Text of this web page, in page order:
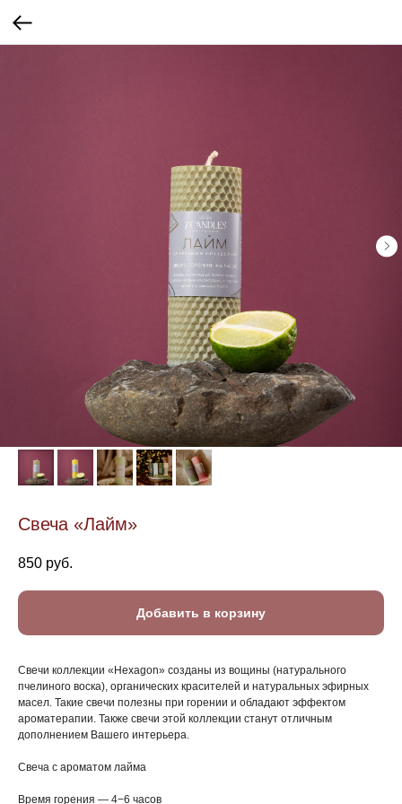
Свеча «Лайм»
850 руб.
Добавить в корзину
Свечи коллекции «Hexagon» созданы из вощины (натурального
пчелиного воска), органических красителей и натуральных эфирных
масел. Такие свечи полезны при горении и обладают эффектом
ароматерапии. Также свечи этой коллекции станут отличным
дополнением Вашего интерьера.
Свеча с ароматом лайма
Время горения — 4−6 часов